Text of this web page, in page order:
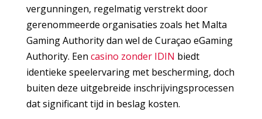
vergunningen, regelmatig verstrekt door
gerenommeerde organisaties zoals het Malta
Gaming Authority dan wel de Curaçao eGaming
Authority. Een casino zonder IDIN biedt
identieke speelervaring met bescherming, doch
buiten deze uitgebreide inschrijvingsprocessen
dat significant tijd in beslag kosten.